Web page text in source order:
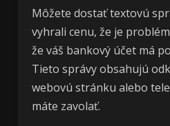
Môžete dostať textovú
vyhrali cenu, že je
že váš bankový účet má
Tieto správy obsahujú
webovú stránku alebo
máte zavolať.